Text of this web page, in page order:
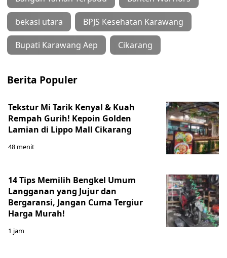
bekasi utara BPJS Kesehatan Karawang
Bupati Karawang Aep Cikarang
Berita Populer
Tekstur Mi Tarik Kenyal & Kuah
Rempah Gurih! Kepoin Golden
Lamian di Lippo Mall Cikarang
48 menit
14 Tips Memilih Bengkel Umum
Langganan yang Jujur dan
Bergaransi, Jangan Cuma Tergiur
Harga Murah!
1 jam